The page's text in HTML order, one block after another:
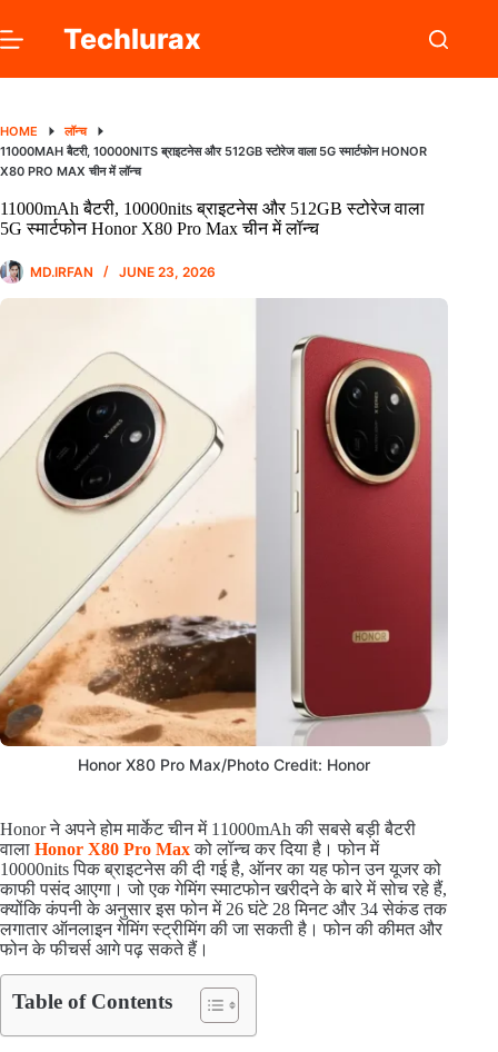
to
content
Techlurax
HOME
लॉन्च
11000MAH बैटरी, 10000NITS ब्राइटनेस और 512GB स्टोरेज वाला 5G स्मार्टफोन HONOR
X80 PRO MAX चीन में लॉन्च
11000mAh बैटरी, 10000nits ब्राइटनेस और 512GB स्टोरेज वाला
5G स्मार्टफोन Honor X80 Pro Max चीन में लॉन्च
MD.IRFAN JUNE 23, 2026
Honor X80 Pro Max/Photo Credit: Honor
Honor ने अपने होम मार्केट चीन में 11000mAh की सबसे बड़ी बैटरी
वाला Honor X80 Pro Maxको लॉन्च कर दिया है। फोन में
10000nits पिक ब्राइटनेस की दी गई है, ऑनर का यह फोन उन यूजर को
काफी पसंद आएगा। जो एक गेमिंग स्माटफोन खरीदने के बारे में सोच रहे हैं,
क्योंकि कंपनी के अनुसार इस फोन में 26 घंटे 28 मिनट और 34 सेकंड तक
लगातार ऑनलाइन गेमिंग स्ट्रीमिंग की जा सकती है। फोन की कीमत और
फोन के फीचर्स आगे पढ़ सकते हैं।
Table of Contents